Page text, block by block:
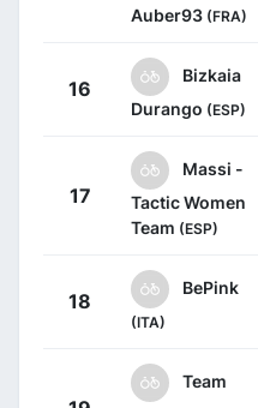
Auber93 (FRA)
16
Bizkaia
Durango (ESP)
17
Massi -
Tactic Women
Team (ESP)
18
BePink
(ITA)
Team